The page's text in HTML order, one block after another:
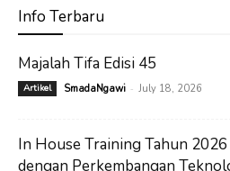
Info Terbaru
Majalah Tifa Edisi 45
Artikel SmadaNgawi - July 18, 2026
In House Training Tahun
dengan Perkembangan